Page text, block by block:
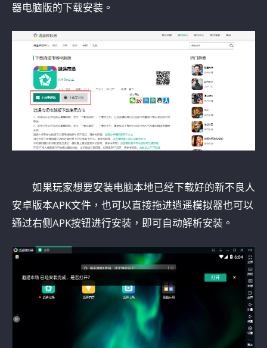
器电脑版的下载安装。
如果玩家想要安装电脑本地已经下载好的新不良人
安卓版本APK文件，也可以直接拖进逍遥模拟器也可以
通过右侧APK按钮进行安装，即可自动解析安装。